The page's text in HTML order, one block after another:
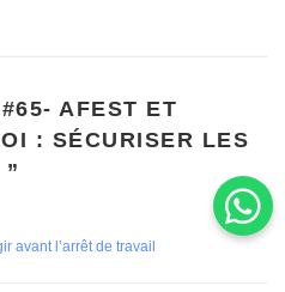
#65- AFEST ET
: SÉCURISER LES
”
avant l’arrêt de travail